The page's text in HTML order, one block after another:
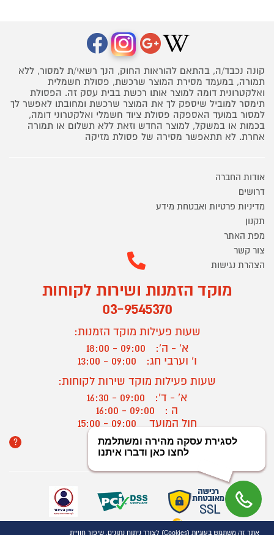
קונה נכבד/ה, בהתאם להוראות החוק, הנך רשאי/ת למסור, ללא
תמורה, במעמד מסירת המוצר שרכשת, פסולת חשמלית
ואלקטרונית דומה למוצר אותו רכשת בבית עסק זה. הפסולת
תימסר למוביל שיספק לך את המוצר שרכשת ומחובתו לאפשר לך
למסור במועד האספקה פסולת ציוד חשמלי ואלקטרוני דומה,
בכמות או במשקל, למוצר החדש וזאת ללא תשלום או תמורה
אחרת. לא תתאפשר מסירה של פסולת מזיקה
אודות החברה
דרושים
מדיניות פרטיות ואבטחת מידע
תקנון
מפת האתר
צור קשר
הצהרת נגישות
מוקד הזמנות ושירות לקוחות
03-9545370
שעות פעילות מוקד הזמנות:
א' - ה':
09:00 - 18:00
ו' וערבי חג:
09:00 - 13:00
שעות פעילות מוקד שירות לקוחות:
א' - ד':
09:00 - 16:30
ה :
09:00 - 16:00
חול המועד
? יצירת קשר/ביטול הזמנה
אתר זה משתמש בעוגיות (Cookies) לצורך ניתוח נתונים, שיפור חוויית